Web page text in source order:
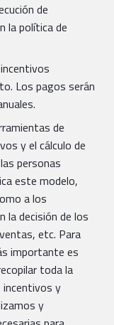
de
la política de
Los pagos serán
de
y el cálculo de
personas
este modelo,
a los
la decisión de los
etc. Para
importante es
toda la
incentivos y
y